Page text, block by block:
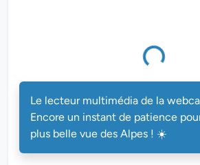
de la webcam charge...
Le lecteur multimédia de la
Encore un instant de patience
plus belle vue des Alpes ! ☀️